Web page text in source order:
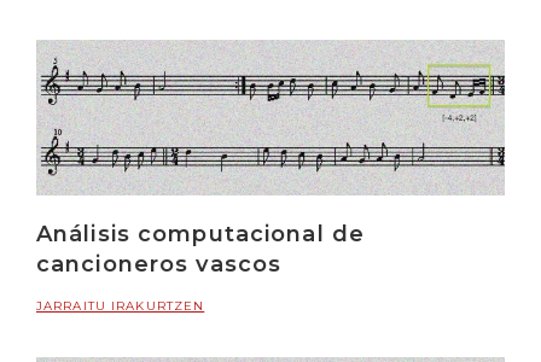
Análisis computacional de
cancioneros vascos
JARRAITU IRAKURTZEN